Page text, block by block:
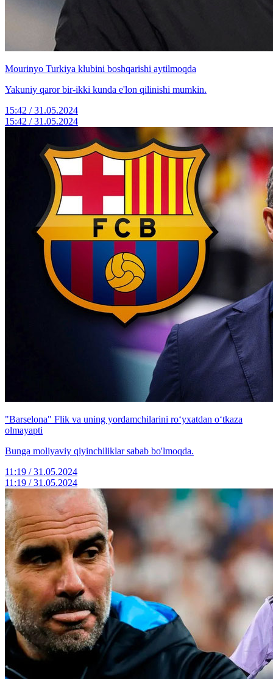
Mourinyo Turkiya klubini boshqarishi aytilmoqda
Yakuniy qaror bir-ikki kunda e'lon qilinishi mumkin.
15:42 / 31.05.2024
15:42 / 31.05.2024
"Barselona" Flik va uning yordamchilarini ro‘yxatdan o‘tkaza
olmayapti
Bunga moliyaviy qiyinchiliklar sabab bo'lmoqda.
11:19 / 31.05.2024
11:19 / 31.05.2024